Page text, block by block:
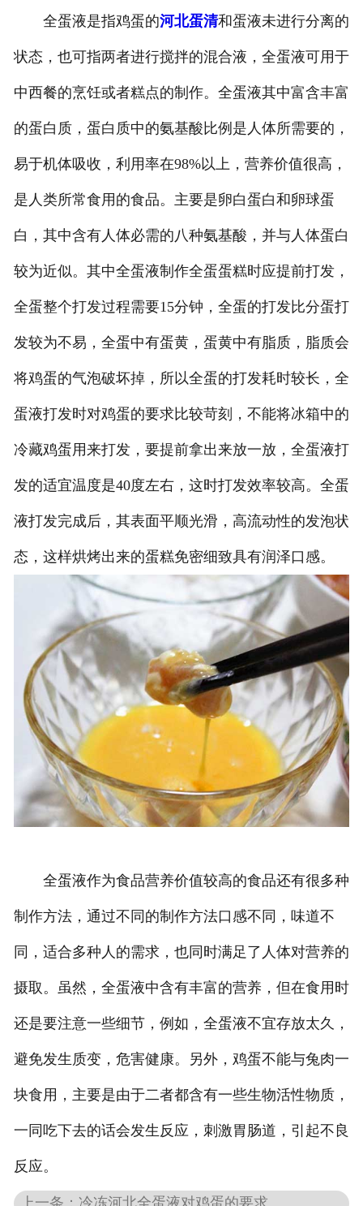
全蛋液是指鸡蛋的河北蛋清和蛋液未进行分离的
状态，也可指两者进行搅拌的混合液，全蛋液可用于
中西餐的烹饪或者糕点的制作。全蛋液其中富含丰富
的蛋白质，蛋白质中的氨基酸比例是人体所需要的，
易于机体吸收，利用率在98%以上，营养价值很高，
是人类所常食用的食品。主要是卵白蛋白和卵球蛋
白，其中含有人体必需的八种氨基酸，并与人体蛋白
较为近似。其中全蛋液制作全蛋蛋糕时应提前打发，
全蛋整个打发过程需要15分钟，全蛋的打发比分蛋打
发较为不易，全蛋中有蛋黄，蛋黄中有脂质，脂质会
将鸡蛋的气泡破坏掉，所以全蛋的打发耗时较长，全
蛋液打发时对鸡蛋的要求比较苛刻，不能将冰箱中的
冷藏鸡蛋用来打发，要提前拿出来放一放，全蛋液打
发的适宜温度是40度左右，这时打发效率较高。全蛋
液打发完成后，其表面平顺光滑，高流动性的发泡状
态，这样烘烤出来的蛋糕免密细致具有润泽口感。
全蛋液作为食品营养价值较高的食品还有很多种
制作方法，通过不同的制作方法口感不同，味道不
同，适合多种人的需求，也同时满足了人体对营养的
摄取。虽然，全蛋液中含有丰富的营养，但在食用时
还是要注意一些细节，例如，全蛋液不宜存放太久，
避免发生质变，危害健康。另外，鸡蛋不能与兔肉一
块食用，主要是由于二者都含有一些生物活性物质，
一同吃下去的话会发生反应，刺激胃肠道，引起不良
反应。